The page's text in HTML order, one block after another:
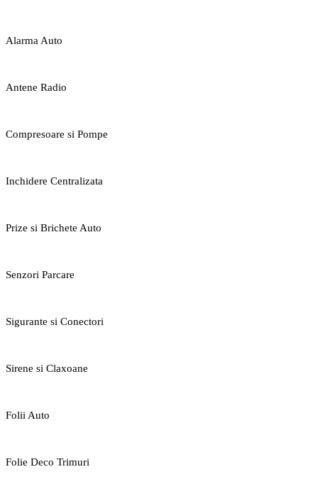
Alarma Auto
Antene Radio
Compresoare si Pompe
Inchidere Centralizata
Prize si Brichete Auto
Senzori Parcare
Sigurante si Conectori
Sirene si Claxoane
Folii Auto
Folie Deco Trimuri